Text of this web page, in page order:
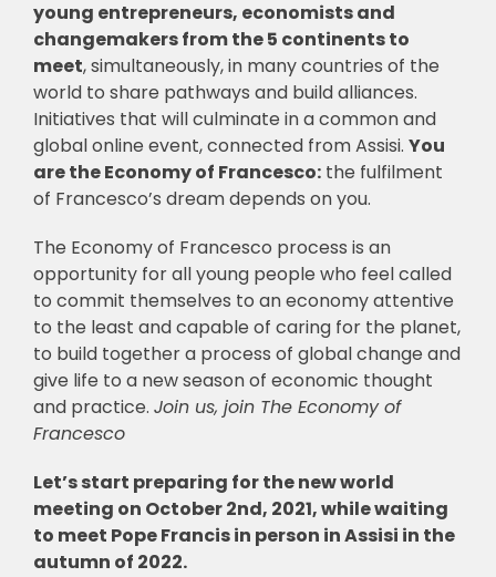
young entrepreneurs, economists and
changemakers from the 5 continents to
meet, simultaneously, in many countries of the
world to share pathways and build alliances.
Initiatives that will culminate in a common and
global online event, connected from Assisi. You
are the Economy of Francesco: the fulfilment
of Francesco’s dream depends on you.
The Economy of Francesco process is an
opportunity for all young people who feel called
to commit themselves to an economy attentive
to the least and capable of caring for the planet,
to build together a process of global change and
give life to a new season of economic thought
and practice. Join us, join The Economy of
Francesco
Let’s start preparing for the new world
meeting on October 2nd, 2021, while waiting
to meet Pope Francis in person in Assisi in the
autumn of 2022.